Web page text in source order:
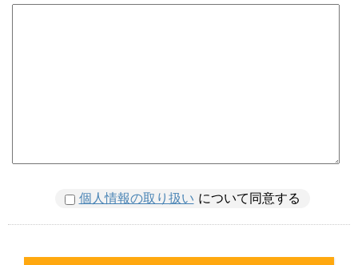
個人情報の取り扱い について同意する